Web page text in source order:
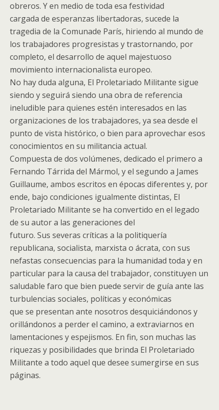
obreros. Y en medio de toda esa festividad
cargada de esperanzas libertadoras, sucede la
tragedia de la Comunade París, hiriendo al mundo de
los trabajadores progresistas y trastornando, por
completo, el desarrollo de aquel majestuoso
movimiento internacionalista europeo.
No hay duda alguna, El Proletariado Militante sigue
siendo y seguirá siendo una obra de referencia
ineludible para quienes estén interesados en las
organizaciones de los trabajadores, ya sea desde el
punto de vista histórico, o bien para aprovechar esos
conocimientos en su militancia actual.
Compuesta de dos volúmenes, dedicado el primero a
Fernando Tárrida del Mármol, y el segundo a James
Guillaume, ambos escritos en épocas diferentes y, por
ende, bajo condiciones igualmente distintas, El
Proletariado Militante se ha convertido en el legado
de su autor a las generaciones del
futuro. Sus severas críticas a la politiquería
republicana, socialista, marxista o ácrata, con sus
nefastas consecuencias para la humanidad toda y en
particular para la causa del trabajador, constituyen un
saludable faro que bien puede servir de guía ante las
turbulencias sociales, políticas y económicas
que se presentan ante nosotros desquiciándonos y
orillándonos a perder el camino, a extraviarnos en
lamentaciones y espejismos. En fin, son muchas las
riquezas y posibilidades que brinda El Proletariado
Militante a todo aquel que desee sumergirse en sus
páginas.